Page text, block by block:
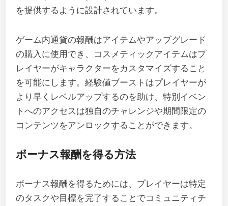
を提供するように設計されています。
ゲーム内通貨の報酬はアイテムやアップグレード
の購入に使用でき、コスメティックアイテムはプ
レイヤーがキャラクターをカスタマイズすること
を可能にします。経験値ブーストはプレイヤーが
より早くレベルアップするのを助け、特別イベン
トへのアクセスは独自のチャレンジや期間限定の
コンテンツをアンロックすることができます。
ボーナス報酬を得る方法
ボーナス報酬を得るためには、プレイヤーは特定
のタスクや目標を完了することでコミュニティチ